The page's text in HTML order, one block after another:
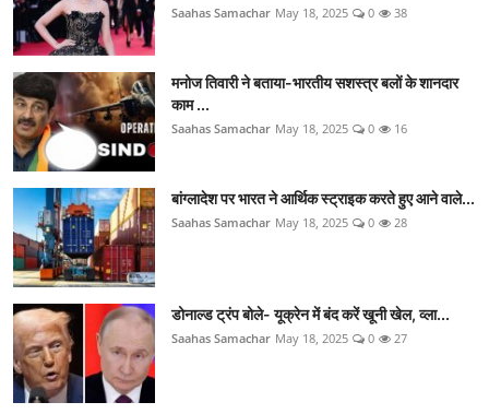
Saahas Samachar May 18, 2025 0 38
मनोज तिवारी ने बताया-भारतीय सशस्त्र बलों के शानदार
काम ...
Saahas Samachar May 18, 2025 0 16
बांग्लादेश पर भारत ने आर्थिक स्ट्राइक करते हुए आने वाले...
Saahas Samachar May 18, 2025 0 28
डोनाल्ड ट्रंप बोले- यूक्रेन में बंद करें खूनी खेल, व्ला...
Saahas Samachar May 18, 2025 0 27